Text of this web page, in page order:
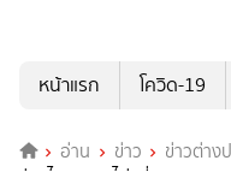
หน้าแรก
โควิด-19
อ่าน ข่าว ข่าวต่าง
ส่วนไหนของ 'ไผ่' ที่สุด